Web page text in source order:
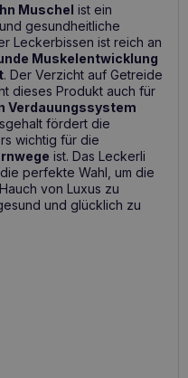
Muschel ist ein
gesundheitliche
Leckerbissen ist reich an
Muskelentwicklung
. Der Verzicht auf Getreide
dieses Produkt auch für
Verdauungssystem
fördert die
wichtig für die
ist. Das Leckerli
perfekte Wahl, um die
von Luxus zu
und glücklich zu